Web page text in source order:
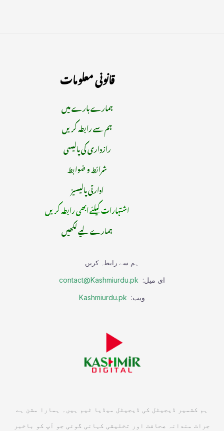
قانونی معلومات
ہمارے بارے میں
ہم سے رابطہ کریں
رازداری کی پالیسی
شرائط و ضوابط
ادارتی پالیسیز
اشتہارات کیلئے ابھی رابطہ کریں
ہمارے لیے لکھیں
ہم سے رابطہ کریں
ای میل: contact@Kashmiurdu.pk
ویب: Kashmiurdu.pk
ہم کشمیر ڈیجیٹل کی ڈیجیٹل میڈیا ٹیم ہیں۔ ہمارا مشن ہے
جرات مندانہ صحافت اور تخلیقی کہانی گوئی جو آپ کو باخبر